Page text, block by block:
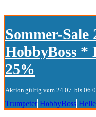
Sommer-
HobbyBoss *
25%
Aktion gültig vom 24.07. bis
Trumpeter HobbyBoss